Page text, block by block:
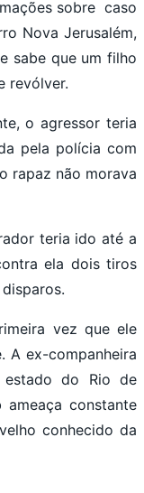
sobre caso
Nova Jerusalém,
sabe que um filho
revólver.
o agressor teria
pela polícia com
rapaz não morava
teria ido até a
ela dois tiros
vez que ele
A ex-companheira
do Rio de
constante
conhecido da